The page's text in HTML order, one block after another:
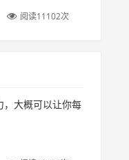
阅读11102次
大概可以让你每